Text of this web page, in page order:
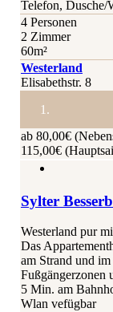
Telefon, Dusche/
4 Personen
2 Zimmer
60m²
Westerland
Elisabethstr. 8
ab 80,00€
115,00€
Sylter
Westerland pur
Das
am Strand und
Fußgängerzonen
5 Min. am
Wlan vefügbar